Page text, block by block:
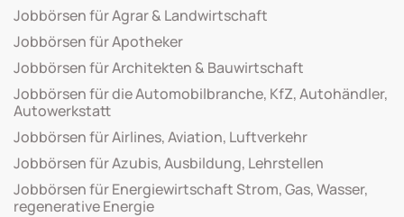
Jobbörsen für Agrar & Landwirtschaft
Jobbörsen für Apotheker
Jobbörsen für Architekten & Bauwirtschaft
Jobbörsen für die Automobilbranche, KfZ, Autohändler,
Autowerkstatt
Jobbörsen für Airlines, Aviation, Luftverkehr
Jobbörsen für Azubis, Ausbildung, Lehrstellen
Jobbörsen für Energiewirtschaft Strom, Gas, Wasser,
regenerative Energie